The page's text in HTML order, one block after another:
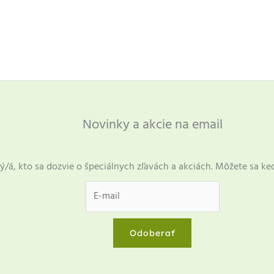
Novinky a akcie na email
á, kto sa dozvie o špeciálnych zľavách a akciách. Môžete sa
Odoberať